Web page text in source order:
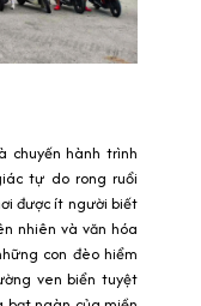
chuyến hành trình
tự do rong ruổi
được ít người biết
nhiên và văn hóa
con đèo hiểm
ven biển tuyệt